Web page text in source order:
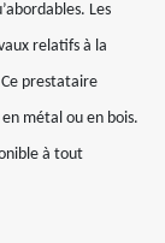
Les
relatifs à la
prestataire
métal ou en bois.
à tout